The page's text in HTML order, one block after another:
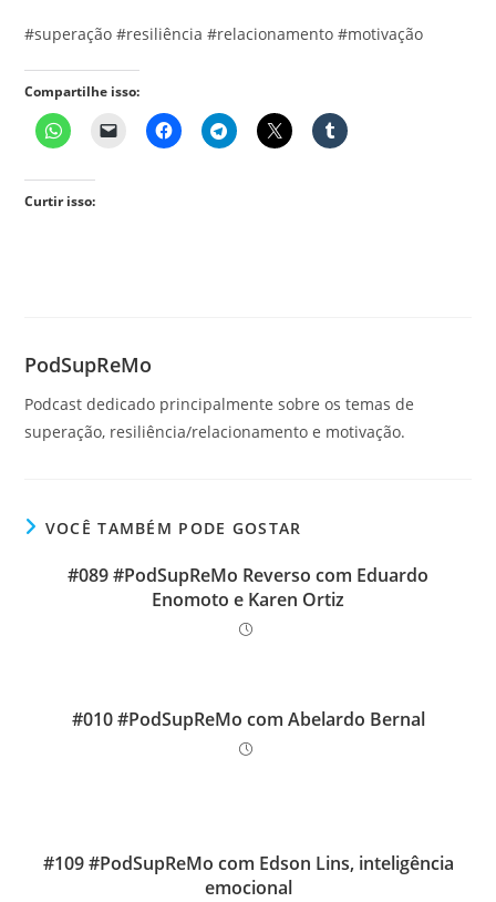
#superação #resiliência #relacionamento #motivação
Compartilhe isso:
Curtir isso:
PodSupReMo
Podcast dedicado principalmente sobre os temas de
superação, resiliência/relacionamento e motivação.
VOCÊ TAMBÉM PODE GOSTAR
#089 #PodSupReMo Reverso com Eduardo
Enomoto e Karen Ortiz
#010 #PodSupReMo com Abelardo Bernal
#109 #PodSupReMo com Edson Lins, inteligência
emocional